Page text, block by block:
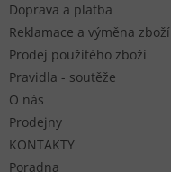
Doprava a platba
Reklamace a výměna zboží
Prodej použitého zboží
Pravidla - soutěže
O nás
Prodejny
KONTAKTY
Poradna